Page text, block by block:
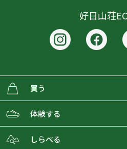
好日山荘
買う
ECMALLの商品をさがす
取り扱いブランド一覧
体験する
おとな女子登山部
しらべる